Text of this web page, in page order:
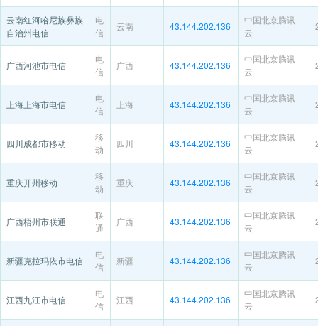
云南红河哈尼族彝族
自治州电信
电
信
云南 43.144.202.136
中国北京腾讯
云
广西河池市电信
电
信
广西 43.144.202.136
中国北京腾讯
云
上海上海市电信
电
信
上海 43.144.202.136
中国北京腾讯
云
四川成都市移动
移
动
四川 43.144.202.136
中国北京腾讯
云
重庆开州移动
移
动
重庆 43.144.202.136
中国北京腾讯
云
广西梧州市联通
联
通
广西 43.144.202.136
中国北京腾讯
云
新疆克拉玛依市电信
电
信
新疆 43.144.202.136
中国北京腾讯
云
江西九江市电信
电
信
江西 43.144.202.136
中国北京腾讯
云